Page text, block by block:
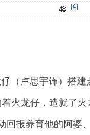
卢思宇饰）搭建
火龙仔，造就了
报养育他的阿婆